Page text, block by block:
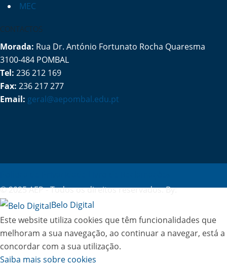
MEC
CONTACTOS
Morada: Rua Dr. António Fortunato Rocha Quaresma
3100-484 POMBAL
Tel: 236 212 169
Fax: 236 217 277
Email: geral@aepombal.edu.pt
© 2025 AEP - Todos os direitos reservados. By:
Belo Digital
Este website utiliza cookies que têm funcionalidades que
melhoram a sua navegação, ao continuar a navegar, está a
concordar com a sua utilização.
Saiba mais sobre cookies